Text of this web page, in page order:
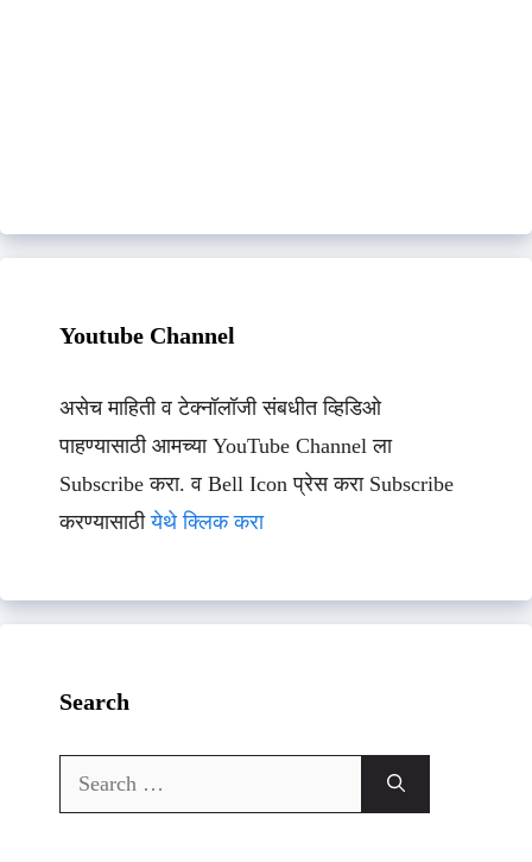
Youtube Channel
असेच माहिती व टेक्नॉलॉजी संबधीत व्हिडिओ
पाहण्यासाठी आमच्या YouTube Channel ला
Subscribe करा. व Bell Icon प्रेस करा Subscribe
करण्यासाठीयेथे क्लिक करा
Search
Search
for: